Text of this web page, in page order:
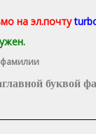
на эл.почту
фамилии
буквой